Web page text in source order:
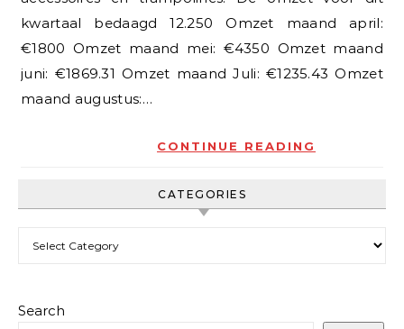
kwartaal bedaagd 12.250 Omzet maand april:
€1800 Omzet maand mei: €4350 Omzet maand
juni: €1869.31 Omzet maand Juli: €1235.43 Omzet
maand augustus:…
CONTINUE READING
CATEGORIES
Search